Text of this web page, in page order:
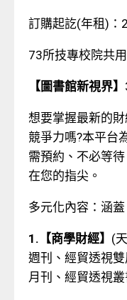
訂購起訖(年租) ：
73所技專校院共用
【圖書館新視界】
想要掌握最新的
競爭力嗎?本平台
需預約、不必等
在您的指尖。
多元化內容：涵蓋
1. 【商學財經】 (
週刊、經貿透視
月刊、經貿透視叢